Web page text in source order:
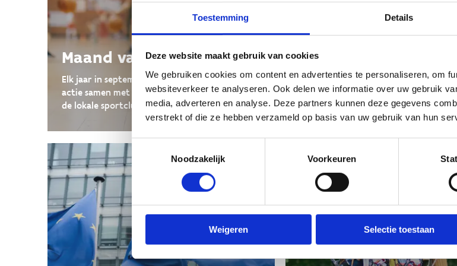
Toestemming Details
Deze website maakt gebruik van cookies
We gebruiken cookies om content en advertenties te personaliseren, om
websiteverkeer te analyseren. Ook delen we informatie over uw gebruik
media, adverteren en analyse. Deze partners kunnen deze gegevens
verstrekt of die ze hebben verzameld op basis van uw gebruik van hun
Toestemmingsselectie
Noodzakelijk
Voorkeuren
Weigeren Selectie toestaan
Maand van de sportclub
Elk jaar in september organiseren we deze
actie samen met de gemeenten en zetten we
de lokale sportclubs in de kijker.
Breng je sportclub
school
In september gaan alle leerlingen één
outfit van hun sport(club) naar